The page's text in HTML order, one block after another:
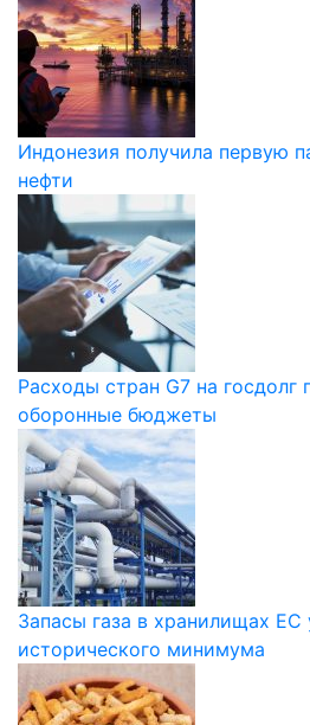
Индонезия получила первую
нефти
Расходы стран G7 на госдолг
оборонные бюджеты
Запасы газа в хранилищах ЕС
исторического минимума